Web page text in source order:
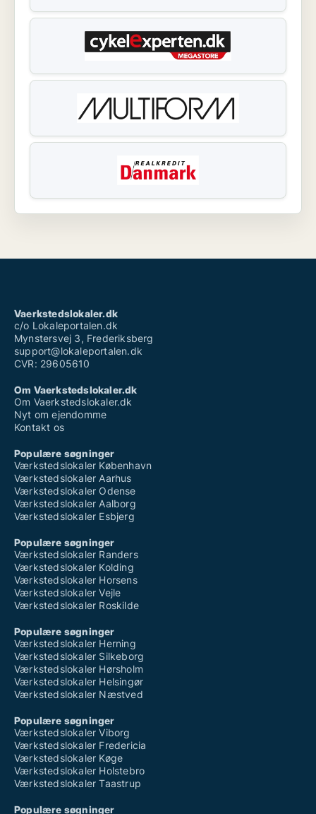
Vaerkstedslokaler.dk
c/o Lokaleportalen.dk
Mynstersvej 3, Frederiksberg
support@lokaleportalen.dk
CVR: 29605610
Om Vaerkstedslokaler.dk
Om Vaerkstedslokaler.dk
Nyt om ejendomme
Kontakt os
Populære søgninger
Værkstedslokaler København
Værkstedslokaler Aarhus
Værkstedslokaler Odense
Værkstedslokaler Aalborg
Værkstedslokaler Esbjerg
Populære søgninger
Værkstedslokaler Randers
Værkstedslokaler Kolding
Værkstedslokaler Horsens
Værkstedslokaler Vejle
Værkstedslokaler Roskilde
Populære søgninger
Værkstedslokaler Herning
Værkstedslokaler Silkeborg
Værkstedslokaler Hørsholm
Værkstedslokaler Helsingør
Værkstedslokaler Næstved
Populære søgninger
Værkstedslokaler Viborg
Værkstedslokaler Fredericia
Værkstedslokaler Køge
Værkstedslokaler Holstebro
Værkstedslokaler Taastrup
Populære søgninger